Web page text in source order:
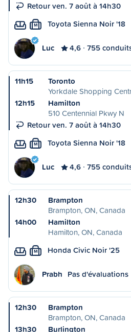
Retour ven. 7 août à 14h30
M Toyota Sienna Noir '18
Luc 4,6 755
11h15
Toronto
Yorkdale Shopping
12h15
Hamilton
510 Centennial Pkwy N
Retour ven. 7 août à 14h30
M Toyota Sienna Noir '18
Luc 4,6 755
12h30
Brampton
Brampton, ON, Canada
14h00
Hamilton
Hamilton, ON, Canada
M Honda Civic Noir '25
Prabh Pas d'évaluations
12h30
Brampton
Brampton, ON, Canada
13h30
Burlington